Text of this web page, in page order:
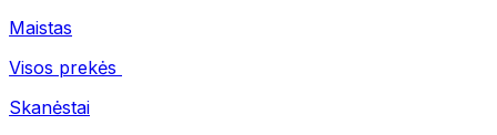
Maistas
Visos prekės
Skanėstai